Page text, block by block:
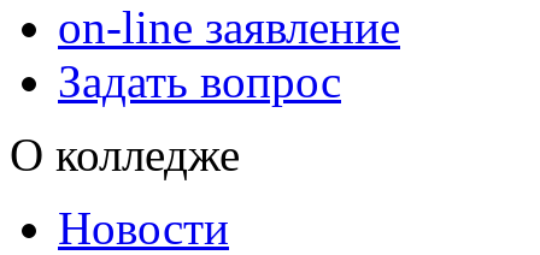
on-line заявление
Задать вопрос
О колледже
Новости